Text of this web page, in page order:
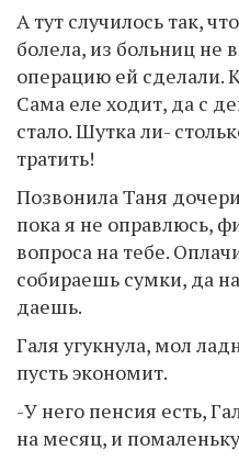
А тут случилось так,
болела, из больниц не
операцию ей сделали.
Сама еле ходит, да с
стало. Шутка ли-
тратить!
Позвонила Таня
пока я не оправлюсь,
вопроса на тебе.
собираешь сумки, да
даешь.
Галя угукнула, мол
пусть экономит.
-У него пенсия есть,
на месяц, и